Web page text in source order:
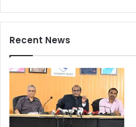
Recent News